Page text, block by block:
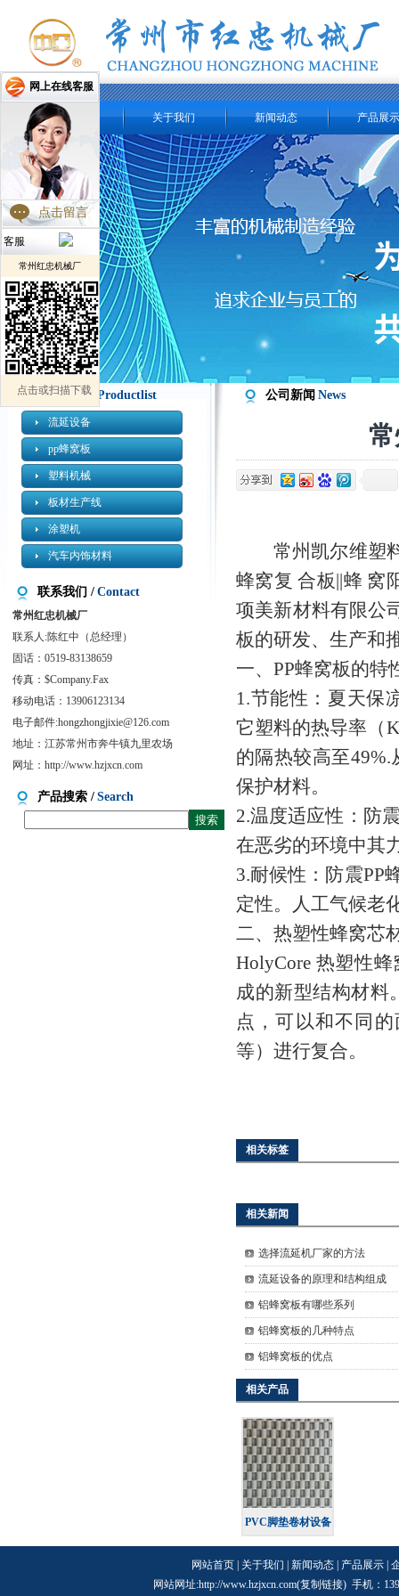
网站首页 关于我们 新闻动态 产品展示
产品分类 / Productlist
流延设备
pp蜂窝板
塑料机械
板材生产线
涂塑机
汽车内饰材料
联系我们 / Contact
常州红忠机械厂
联系人:陈红中（总经理）
固话：0519-83138659
传真：$Company.Fax
移动电话：13906123134
电子邮件:hongzhongjixie@126.com
地址：江苏常州市奔牛镇九里农场
网址： http://www.hzjxcn.com
产品搜索 / Search
公司新闻 News
常州凯尔维塑料
蜂窝复 合板||蜂 窝
项美新材料有限公
板的研发、生产和
一、PP蜂窝板的特
1.节能性：夏天保
它塑料的热导率（
的隔热较高至
保护材料。
2.温度适应性：防
在恶劣的环境中其
3.耐候性：防震PP
定性。人工气候老
二、热塑性蜂窝芯
HolyCore 热塑性
成的新型结构材料
点，可以和不同
等）进行复合。
相关标签
相关新闻
选择流延机厂家的方法
流延设备的原理和结构组成
铝蜂窝板有哪些系列
铝蜂窝板的几种特点
铝蜂窝板的优点
相关产品
PVC脚垫卷材设备
网站首页| 关于我们 新闻动态| 产品展示|
网站网址:http://www.hzjxcn.com(复制链接) 手机：
网上在线客服
点击留言
客服
常州红忠机械厂
点击或扫描下载